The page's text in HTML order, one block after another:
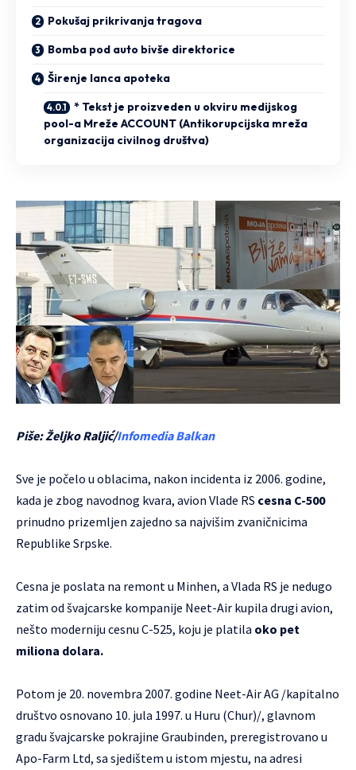
Pokušaj prikrivanja tragova
Bomba pod auto bivše direktorice
Širenje lanca apoteka
* Tekst je proizveden u okviru medijskog
pool-a Mreže ACCOUNT (Antikorupcijska mreža
organizacija civilnog društva)
Piše: Željko Raljić/Infomedia Balkan
Sve je počelo u oblacima, nakon incidenta iz 2006. godine,
kada je zbog navodnog kvara, avion Vlade RS cesna C-500
prinudno prizemljen zajedno sa najvišim zvaničnicima
Republike Srpske.
Cesna je poslata na remont u Minhen, a Vlada RS je nedugo
zatim od švajcarske kompanije Neet-Air kupila drugi avion,
nešto moderniju cesnu C-525, koju je platila oko pet
miliona dolara.
Potom je 20. novembra 2007. godine Neet-Air AG /kapitalno
društvo osnovano 10. jula 1997. u Huru (Chur)/, glavnom
gradu švajcarske pokrajine Graubinden, preregistrovano u
Apo-Farm Ltd, sa sjedištem u istom mjestu, na adresi